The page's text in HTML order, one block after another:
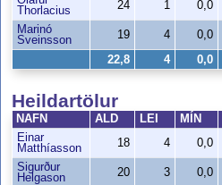
Heildartölur
NAFN ALD LEI MÍN
Einar
Matthíasson
18 4 0,0
Sigurður
Helgason
20 3 0,0
Thorlacius
24 1 0,0
Marinó
Sveinsson
19 4 0,0
22,8 4 0,0